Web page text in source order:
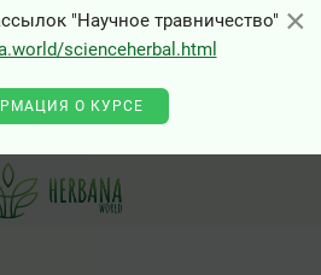
×
"Научное травничество"
scienceherbal.html
О КУРСЕ
×